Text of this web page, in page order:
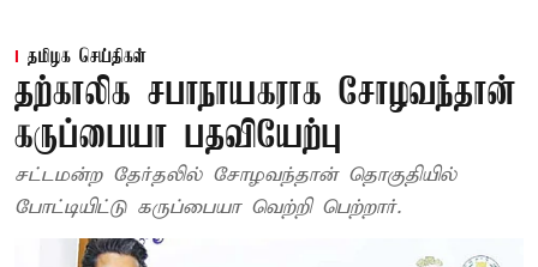
தமிழக செய்திகள்
தற்காலிக சபாநாயகராக சோழவந்தான்
கருப்பையா பதவியேற்பு
சட்டமன்ற தேர்தலில் சோழவந்தான் தொகுதியில்
போட்டியிட்டு கருப்பையா வெற்றி பெற்றார்.